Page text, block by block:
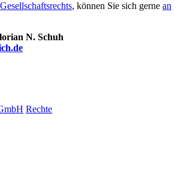
Gesellschaftsrechts, können Sie sich gerne an
N. Schuh
Rechte